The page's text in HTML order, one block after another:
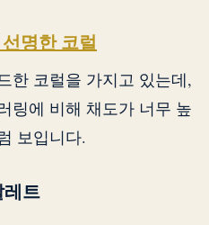
명한 코럴
한 코럴을 가지고 있는데,
링에 비해 채도가 너무 높
보입니다.
레트